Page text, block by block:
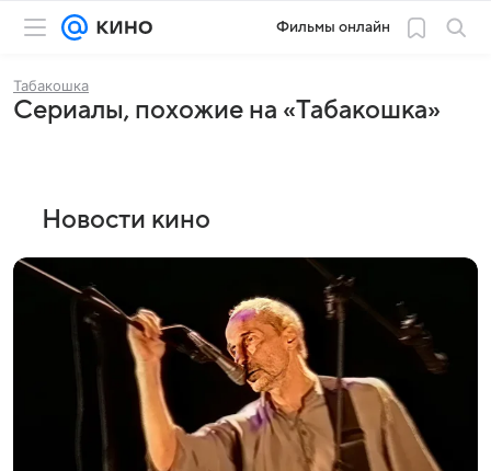
Фильмы онлайн
Табакошка
Сериалы, похожие на «Табакошка»
Новости кино